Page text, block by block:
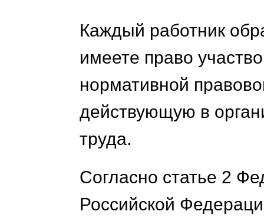
Каждый работник
имеете право
нормативной
действующую в
труда.
Согласно статье 2
Российской